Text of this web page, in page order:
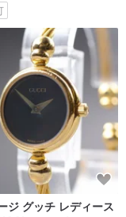
ジ グッチ レディース